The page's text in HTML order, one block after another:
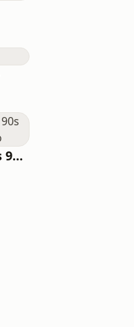
GENERACIÓN 80s 90s Neltume Chile Radio